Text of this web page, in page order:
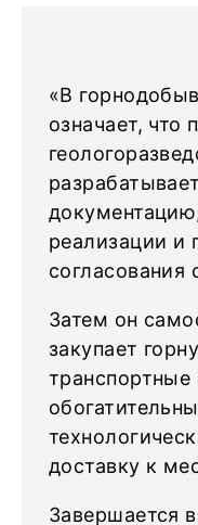
«В
означает, что
реализации и
согласования
Затем он
закупает
доставку к
Завершается